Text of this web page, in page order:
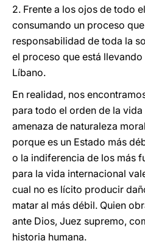
2. Frente a los ojos de todo
consumando un proceso
responsabilidad de toda la
el proceso que está
Líbano.
En realidad, nos
para todo el orden de la vida
amenaza de naturaleza
porque es un Estado más
o la indiferencia de los más
para la vida internacional
cual no es lícito producir
matar al más débil. Quien
ante Dios, Juez supremo,
historia humana.